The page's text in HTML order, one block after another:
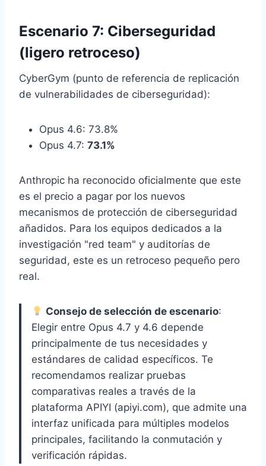
Escenario 7: Ciberseguridad
(ligero retroceso)
CyberGym (punto de referencia de replicación
de vulnerabilidades de ciberseguridad):
Opus 4.6: 73.8%
Opus 4.7: 73.1%
Anthropic ha reconocido oficialmente que este
es el precio a pagar por los nuevos
mecanismos de protección de ciberseguridad
añadidos. Para los equipos dedicados a la
investigación "red team" y auditorías de
seguridad, este es un retroceso pequeño pero
real.
Consejo de selección de escenario:
Elegir entre Opus 4.7 y 4.6 depende
principalmente de tus necesidades y
estándares de calidad específicos. Te
recomendamos realizar pruebas
comparativas reales a través de la
plataforma APIYI (apiyi.com), que admite una
interfaz unificada para múltiples modelos
principales, facilitando la conmutación y
verificación rápidas.